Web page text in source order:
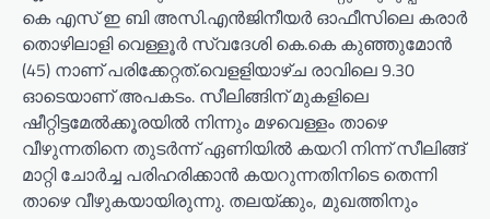
കെ എസ് ഇ ബി അസി.എൻജിനീയർ ഓഫീസിലെ കരാർ
തൊഴിലാളി വെള്ളൂർ സ്വദേശി കെ.കെ കുഞ്ഞുമോൻ
(45) നാണ് പരിക്കേറ്റത്.വെളളിയാഴ്ച രാവിലെ 9.30
ഓടെയാണ് അപകടം. സീലിങ്ങിന് മുകളിലെ
ഷീറ്റിട്ടമേൽക്കൂരയിൽ നിന്നും മഴവെള്ളം താഴെ
വീഴുന്നതിനെ തുടർന്ന് ഏണിയിൽ കയറി നിന്ന് സീലിങ്ങ്
മാറ്റി ചോർച്ച പരിഹരിക്കാൻ കയറുന്നതിനിടെ തെന്നി
താഴെ വീഴുകയായിരുന്നു. തലയ്ക്കും, മുഖത്തിനും